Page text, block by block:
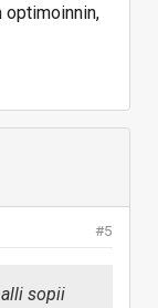
optimoinnin,
#5
sopii